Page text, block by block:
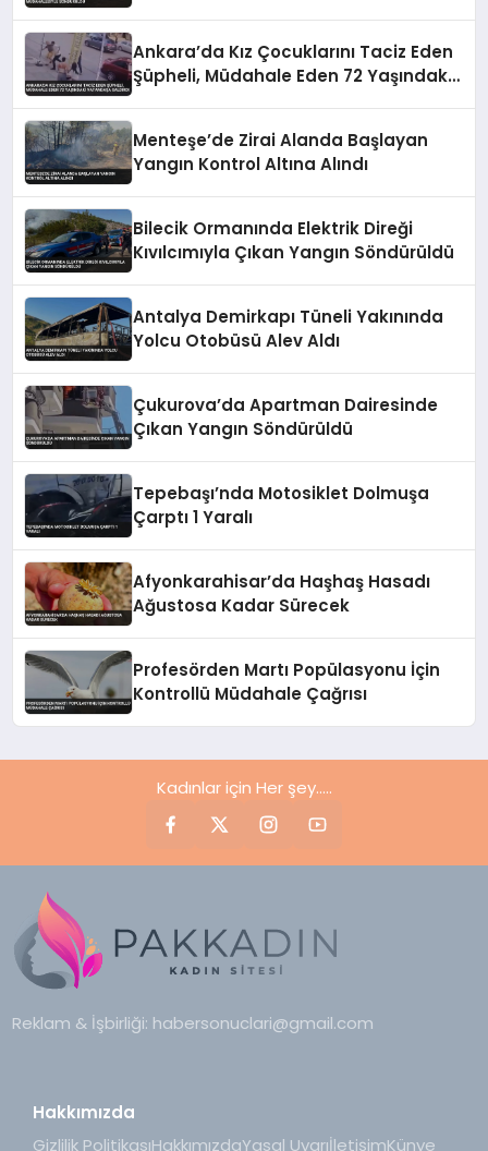
Ankara’da Kız Çocuklarını Taciz Eden
Şüpheli, Müdahale Eden 72 Yaşındaki
Menteşe’de Zirai Alanda Başlayan
Yangın Kontrol Altına Alındı
Bilecik Ormanında Elektrik Direği
Kıvılcımıyla Çıkan Yangın Söndürüldü
Antalya Demirkapı Tüneli Yakınında
Yolcu Otobüsü Alev Aldı
Çukurova’da Apartman Dairesinde
Çıkan Yangın Söndürüldü
Tepebaşı’nda Motosiklet Dolmuşa
Çarptı 1 Yaralı
Afyonkarahisar’da Haşhaş Hasadı
Ağustosa Kadar Sürecek
Profesörden Martı Popülasyonu İçin
Kontrollü Müdahale Çağrısı
Kadınlar için Her şey.....
Reklam & İşbirliği: habersonuclari@gmail.com
Hakkımızda
Gizlilik PolitikasıHakkımızdaYasal UyarıİletişimKünye